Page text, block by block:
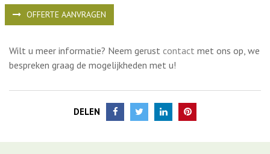
voorkomen dat geluid zich voortplant in grote ruimtes met
hoge plafonds.
OFFERTE AANVRAGEN
Wilt u meer informatie? Neem gerustcontactmet ons op, we
bespreken graag de mogelijkheden met u!